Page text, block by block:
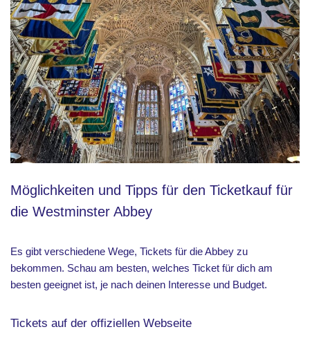
Möglichkeiten und Tipps für den Ticketkauf für
die Westminster Abbey
Es gibt verschiedene Wege, Tickets für die Abbey zu
bekommen. Schau am besten, welches Ticket für dich am
besten geeignet ist, je nach deinen Interesse und Budget.
Tickets auf der offiziellen Webseite